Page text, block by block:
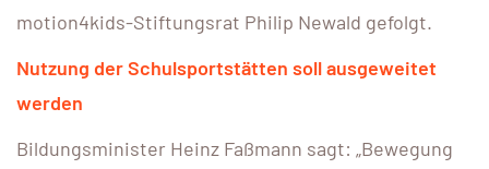
motion4kids-Stiftungsrat Philip Newald gefolgt.
Nutzung der Schulsportstätten soll ausgeweitet
werden
Bildungsminister Heinz Faßmann sagt: „Bewegung